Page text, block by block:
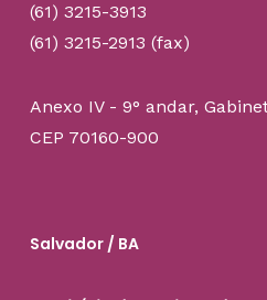
(61) 3215-3913
(61) 3215-2913 (fax)
Anexo IV - 9° andar,
CEP 70160-900
Salvador / BA